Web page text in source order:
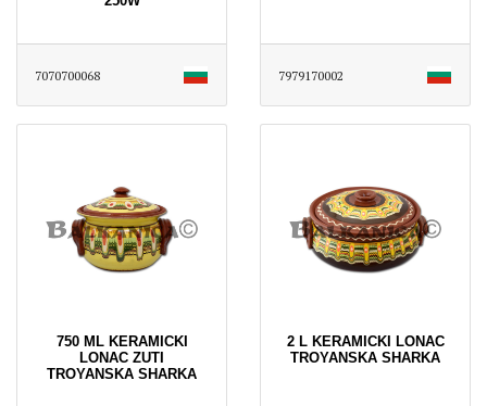
7070700068 7979170002
750 ML KERAMICKI
LONAC ZUTI
TROYANSKA SHARKA
2 L KERAMICKI LONAC
TROYANSKA SHARKA